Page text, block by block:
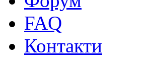
FAQ
Контакти